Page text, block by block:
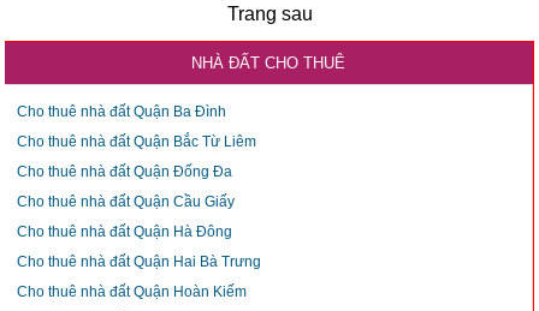
Trang sau
NHÀ ĐẤT CHO THUÊ
Cho thuê nhà đất Quận Ba Đình
Cho thuê nhà đất Quận Bắc Từ Liêm
Cho thuê nhà đất Quận Đống Đa
Cho thuê nhà đất Quận Cầu Giấy
Cho thuê nhà đất Quận Hà Đông
Cho thuê nhà đất Quận Hai Bà Trưng
Cho thuê nhà đất Quận Hoàn Kiếm